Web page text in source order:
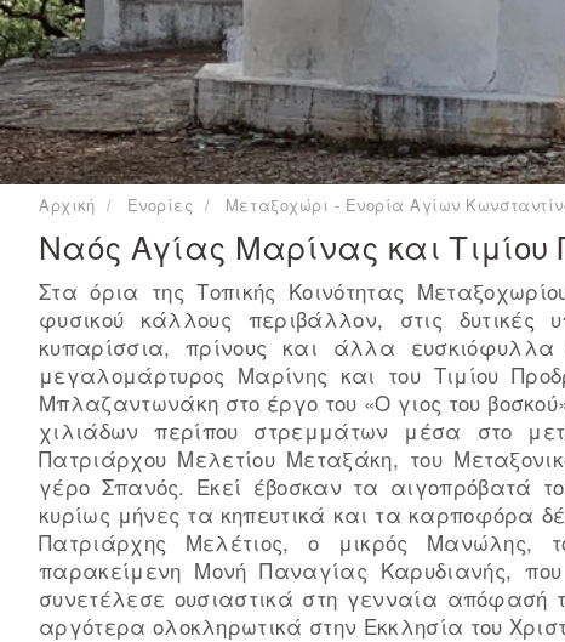
Αρχική Ενορίες Μεταξοχώρι - Ενορία Αγίων
Ναός Αγίας Μαρίνας και Τιμίου
Στα όρια της Τοπικής Κοινότητας
φυσικού κάλλους περιβάλλον, στις
κυπαρίσσια, πρίνους και άλλα
μεγαλομάρτυρος Μαρίνης και του Τιμίου
Μπλαζαντωνάκη στο έργο του «Ο γιος του
χιλιάδων περίπου στρεμμάτων μέσα στο
Πατριάρχου Μελετίου Μεταξάκη, του
γέρο Σπανός. Εκεί έβοσκαν τα αιγοπρόβατά
κυρίως μήνες τα κηπευτικά και τα καρποφόρα
Πατριάρχης Μελέτιος, ο μικρός Μανώλης,
παρακείμενη Μονή Παναγίας Καρυδιανής,
συνετέλεσε ουσιαστικά στη γενναία
αργότερα ολοκληρωτικά στην Εκκλησία του